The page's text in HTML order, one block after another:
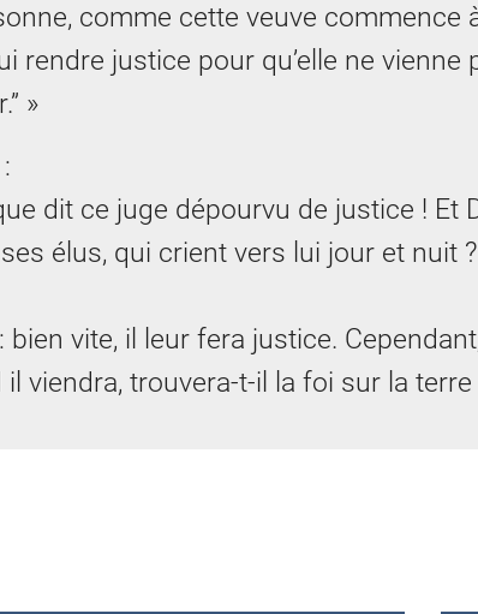
comme cette veuve commence
rendre justice pour qu’elle ne vienne
»
dit ce juge dépourvu de justice ! Et
élus, qui crient vers lui jour et nuit
vite, il leur fera justice.
il viendra, trouvera-t-il la foi sur la terre